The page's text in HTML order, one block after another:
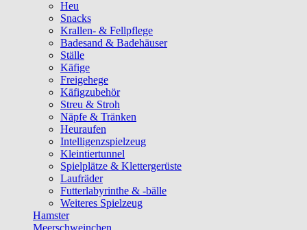
Heu
Snacks
Krallen- & Fellpflege
Badesand & Badehäuser
Ställe
Käfige
Freigehege
Käfigzubehör
Streu & Stroh
Näpfe & Tränken
Heuraufen
Intelligenzspielzeug
Kleintiertunnel
Spielplätze & Klettergerüste
Laufräder
Futterlabyrinthe & -bälle
Weiteres Spielzeug
Hamster
Meerschweinchen